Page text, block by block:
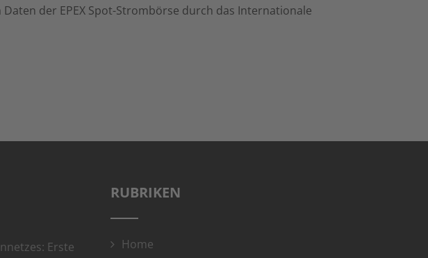
der EPEX Spot-Strombörse durch das Internationale
Erste
RUBRIKEN
Home